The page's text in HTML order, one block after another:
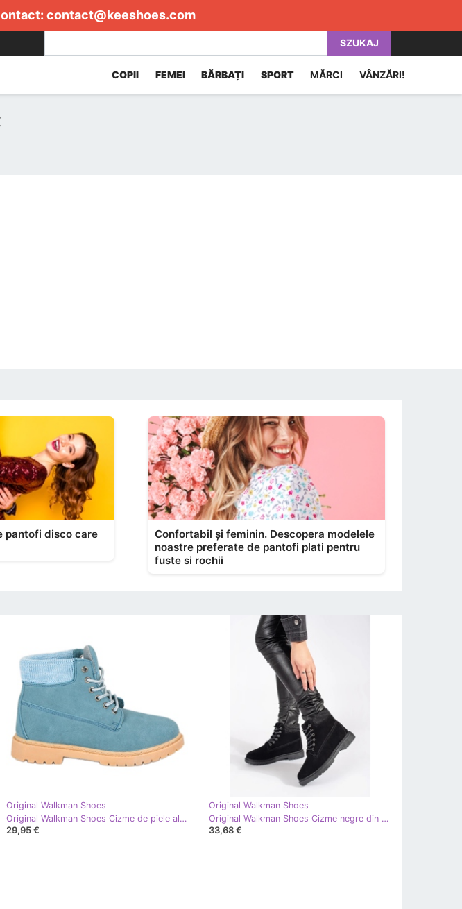
contact@keeshoes.com
SZUKAJ
COPII FEMEI BĂRBAȚI SPORT MĂRCI VÂNZĂRI!
pantofi disco care
Confortabil și feminin. Descopera modelele
noastre preferate de pantofi plati pentru
fuste si rochii
Original Walkman Shoes
Original Walkman Shoes Cizme de piele albastre albastru
29,95 €
Original Walkman Shoes
Original Walkman Shoes Cizme negre din piele negru
33,68 €